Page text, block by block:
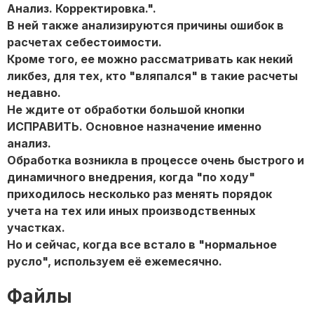
Анализ. Корректировка.".
В ней также анализируются причины ошибок в
расчетах себестоимости.
Кроме того, ее можно рассматривать как некий
ликбез, для тех, кто "вляпался" в такие расчеты
недавно.
Не ждите от обработки большой кнопки
ИСПРАВИТЬ. Основное назначение именно
анализ.
Обработка возникла в процессе очень быстрого и
динамичного внедрения, когда "по ходу"
приходилось несколько раз менять порядок
учета на тех или иных производственных
участках.
Но и сейчас, когда все встало в "нормальное
русло", используем её ежемесячно.
Файлы